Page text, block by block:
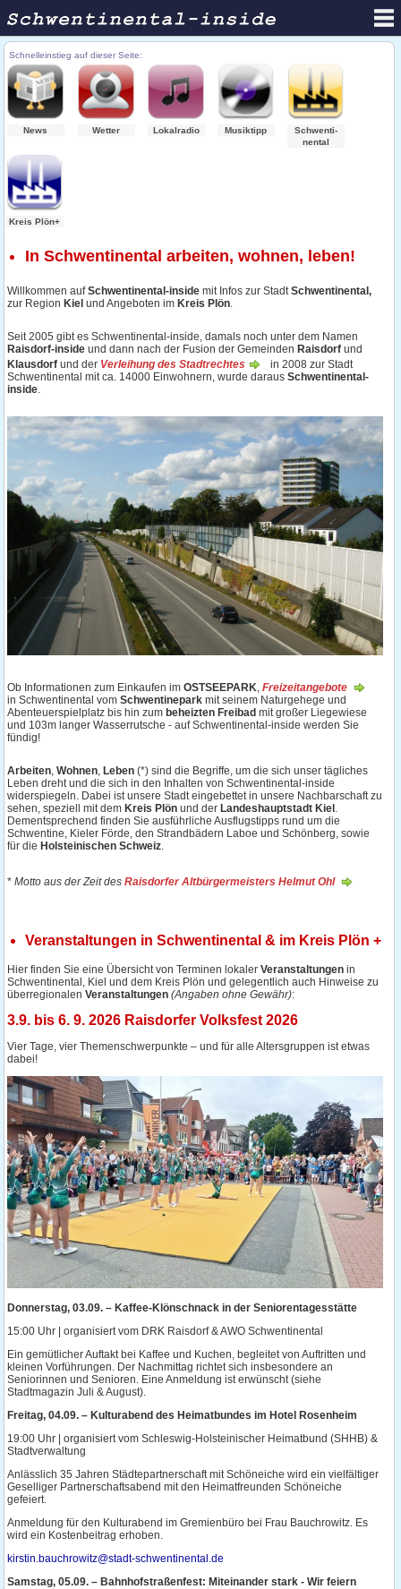
Schnelleinstieg auf dieser Seite:
News Wetter Lokalradio Musiktipp
Schwenti-
nental
Kreis Plön+
In Schwentinental arbeiten, wohnen, leben!
Willkommen aufSchwentinental-insidemit Infos zur StadtSchwentinental,
zur Region Kiel und Angeboten im Kreis Plön.
Seit 2005 gibt es Schwentinental-inside, damals noch unter dem Namen
Raisdorf-insideund dann nach der Fusion der Gemeinden Raisdorf und
Klausdorfund der Verleihung des Stadtrechtes
in 2008 zur Stadt
Schwentinental mit ca. 14000 Einwohnern, wurde daraus Schwentinental-
inside.
Ob Informationen zum Einkaufen im OSTSEEPARK Freizeitangebote
in Schwentinental vom Schwentineparkmit seinem Naturgehege und
Abenteuerspielplatz bis hin zumbeheizten Freibadmit großer Liegewiese
und 103m langer Wasserrutsche - auf Schwentinental-inside werden Sie
fündig!
Arbeiten, Wohnen, Leben(*) sind die Begriffe, um die sich unser tägliches
Leben dreht und die sich in den Inhalten von Schwentinental-inside
widerspiegeln. Dabei ist unsere Stadt eingebettet in unsere Nachbarschaft zu
sehen, speziell mit demKreis Plönund der Landeshauptstadt Kiel.
Dementsprechend finden Sie ausführliche Ausflugstipps rund um die
Schwentine, Kieler Förde, den Strandbädern Laboe und Schönberg, sowie
für die Holsteinischen Schweiz.
* Motto aus der Zeit des Raisdorfer Altbürgermeisters Helmut Ohl
Veranstaltungen in Schwentinental & im Kreis Plön +
Hier finden Sie eine Übersicht von Terminen lokaler Veranstaltungenin
Schwentinental, Kiel und dem Kreis Plön und gelegentlich auch Hinweise zu
überregionalen Veranstaltungen (Angaben ohne Gewähr):
3.9. bis 6. 9. 2026 Raisdorfer Volksfest 2026
Vier Tage, vier Themenschwerpunkte – und für alle Altersgruppen ist etwas
dabei!
Donnerstag, 03.09. – Kaffee-Klönschnack in der Seniorentagesstätte
15:00 Uhr | organisiert vom DRK Raisdorf & AWO Schwentinental
Ein gemütlicher Auftakt bei Kaffee und Kuchen, begleitet von Auftritten und
kleinen Vorführungen. Der Nachmittag richtet sich insbesondere an
Seniorinnen und Senioren. Eine Anmeldung ist erwünscht (siehe
Stadtmagazin Juli & August).
Freitag, 04.09. – Kulturabend des Heimatbundes im Hotel Rosenheim
19:00 Uhr | organisiert vom Schleswig-Holsteinischer Heimatbund (SHHB) &
Stadtverwaltung
Anlässlich 35 Jahren Städtepartnerschaft mit Schöneiche wird ein vielfältiger
Geselliger Partnerschaftsabend mit den Heimatfreunden Schöneiche
gefeiert.
Anmeldung für den Kulturabend im Gremienbüro bei Frau Bauchrowitz. Es
wird ein Kostenbeitrag erhoben.
kirstin.bauchrowitz@stadt-schwentinental.de
Samstag, 05.09. – Bahnhofstraßenfest: Miteinander stark - Wir feiern